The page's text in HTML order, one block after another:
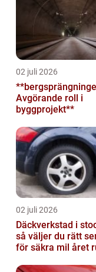
02 juli 2026
Avgörande roll i
byggprojekt**
02 juli 2026
Däckverkstad i
så väljer du rätt
för säkra mil året